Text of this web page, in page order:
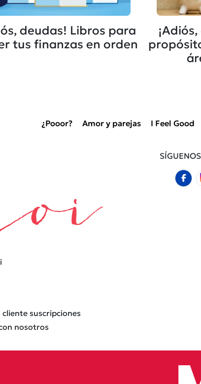
deudas! Libros para
tus finanzas en orden
¿Pooor? Amor y parejas I Feel Good
suscripciones
nosotros